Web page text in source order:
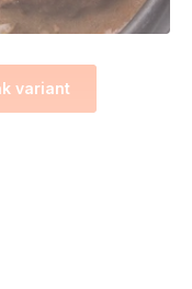
variant